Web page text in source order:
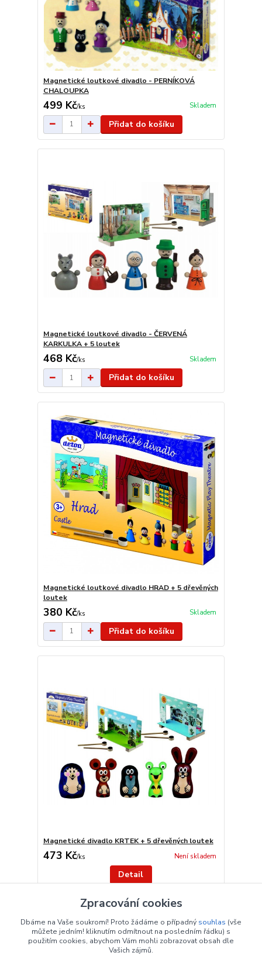
Magnetické loutkové divadlo - PERNÍKOVÁ
CHALOUPKA
499 Kč/ks Skladem
Přidat do košíku
Magnetické loutkové divadlo - ČERVENÁ
KARKULKA + 5 loutek
468 Kč/ks Skladem
Přidat do košíku
Magnetické loutkové divadlo HRAD + 5 dřevěných
loutek
380 Kč/ks Skladem
Přidat do košíku
Magnetické divadlo KRTEK + 5 dřevěných loutek
473 Kč/ks Není skladem
Detail
Zpracování cookies
Dbáme na Vaše soukromí! Proto žádáme o případný souhlas (vše
můžete jedním! kliknutím odmítnout na posledním řádku) s
použitím cookies, abychom Vám mohli zobrazovat obsah dle
Vašich zájmů.